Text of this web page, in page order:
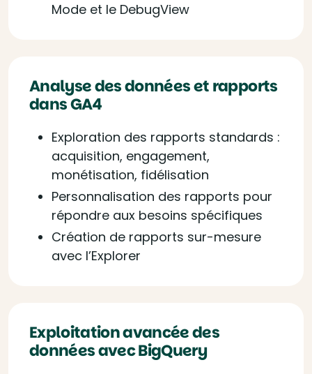
Mode et le DebugView
Analyse des données et rapports
dans GA4
Exploration des rapports standards :
acquisition, engagement,
monétisation, fidélisation
Personnalisation des rapports pour
répondre aux besoins spécifiques
Création de rapports sur-mesure
avec l’Explorer
Exploitation avancée des
données avec BigQuery